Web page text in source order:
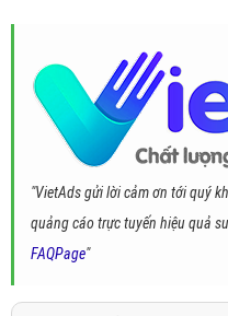
"VietAds gửi lời cảm ơn tới quý
quảng cáo trực tuyến hiệu quả
FAQPage"